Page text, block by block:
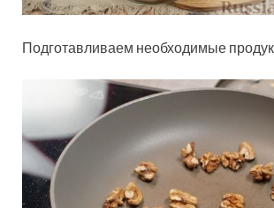
Подготавливаем необходимые